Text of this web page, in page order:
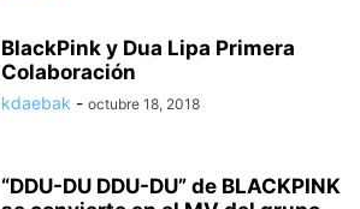
BlackPink y Dua Lipa Primera
Colaboración
kdaebak - octubre 18, 2018
“DDU-DU DDU-DU” de BLACKPINK